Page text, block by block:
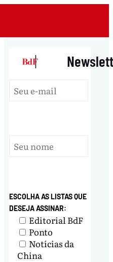
|
ESCOLHA AS LISTAS QUE
DESEJA ASSINAR:
Editorial BdF
Ponto
Notícias da
China